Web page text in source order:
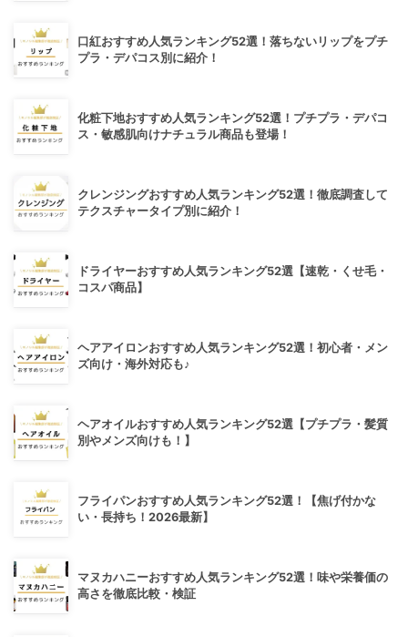
口紅おすすめ人気ランキング52選！落ちないリップをプチ
プラ・デパコス別に紹介！
化粧下地おすすめ人気ランキング52選！プチプラ・デパコ
ス・敏感肌向けナチュラル商品も登場！
クレンジングおすすめ人気ランキング52選！徹底調査して
テクスチャータイプ別に紹介！
ドライヤーおすすめ人気ランキング52選【速乾・くせ毛・
コスパ商品】
ヘアアイロンおすすめ人気ランキング52選！初心者・メン
ズ向け・海外対応も♪
ヘアオイルおすすめ人気ランキング52選【プチプラ・髪質
別やメンズ向けも！】
フライパンおすすめ人気ランキング52選！【焦げ付かな
い・長持ち！2026最新】
マヌカハニーおすすめ人気ランキング52選！味や栄養価の
高さを徹底比較・検証